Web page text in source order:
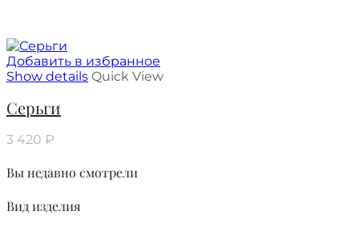
Добавить в избранное
Show details Quick View
Серьги
3 420 ₽
Вы недавно смотрели
Вид изделия